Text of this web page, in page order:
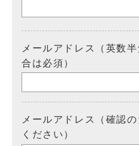
メールアドレス（英数
合は必須）
メールアドレス（確認
ください）